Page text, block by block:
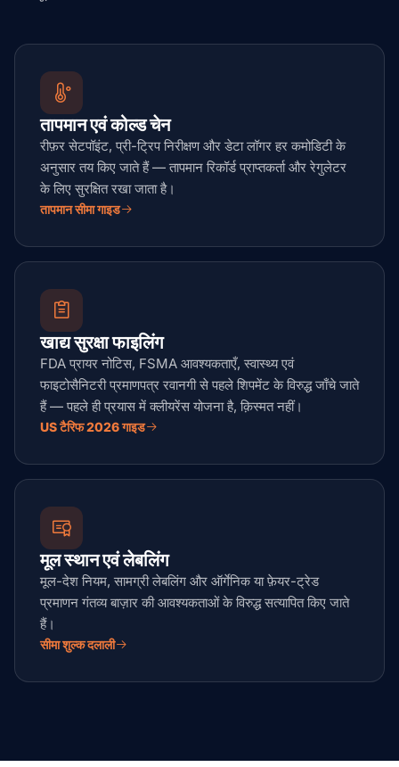
तापमान एवं कोल्ड चेन
रीफ़र सेटपॉइंट, प्री-ट्रिप निरीक्षण और डेटा लॉगर हर कमोडिटी के
अनुसार तय किए जाते हैं — तापमान रिकॉर्ड प्राप्तकर्ता और रेगुलेटर
के लिए सुरक्षित रखा जाता है।
तापमान सीमा गाइड
खाद्य सुरक्षा फाइलिंग
FDA प्रायर नोटिस, FSMA आवश्यकताएँ, स्वास्थ्य एवं
फाइटोसैनिटरी प्रमाणपत्र रवानगी से पहले शिपमेंट के विरुद्ध जाँचे जाते
हैं — पहले ही प्रयास में क्लीयरेंस योजना है, क़िस्मत नहीं।
US टैरिफ 2026 गाइड
मूल स्थान एवं लेबलिंग
मूल-देश नियम, सामग्री लेबलिंग और ऑर्गेनिक या फ़ेयर-ट्रेड
प्रमाणन गंतव्य बाज़ार की आवश्यकताओं के विरुद्ध सत्यापित किए जाते
हैं।
सीमा शुल्क दलाली